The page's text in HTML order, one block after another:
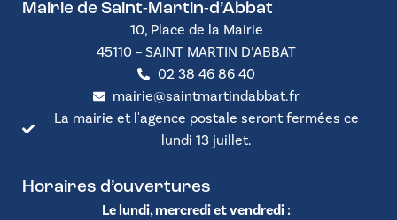
Mairie de Saint-Martin-d’Abbat
10, Place de la Mairie
45110 – SAINT MARTIN D’ABBAT
02 38 46 86 40
mairie@saintmartindabbat.fr
La mairie et l'agence postale seront fermées ce
lundi 13 juillet.
Horaires d’ouvertures
Le lundi, mercredi et vendredi :